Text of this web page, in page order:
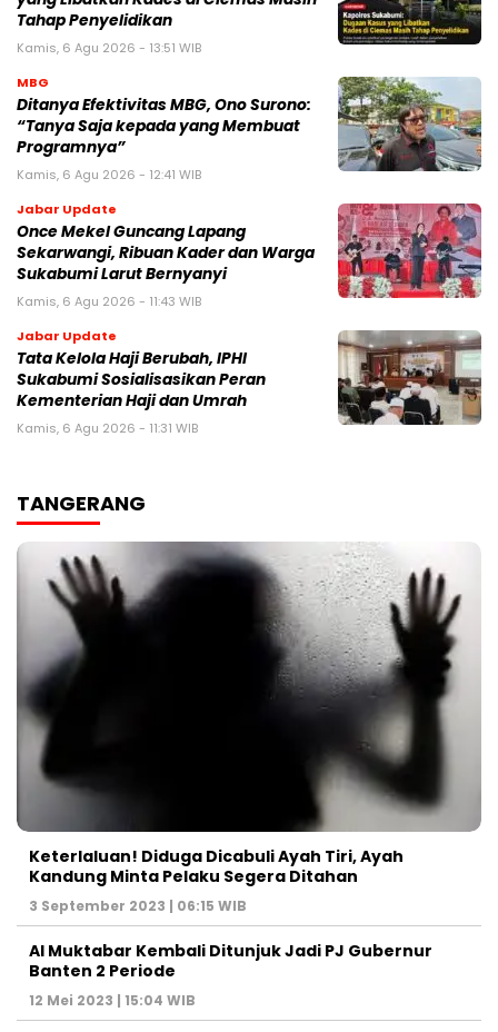
Tahap Penyelidikan
Kamis, 6 Agu 2026 - 13:51 WIB
MBG
‎Ditanya Efektivitas MBG, Ono Surono:
“Tanya Saja kepada yang Membuat
Programnya”‎
Kamis, 6 Agu 2026 - 12:41 WIB
Jabar Update
Once Mekel Guncang Lapang
Sekarwangi, Ribuan Kader dan Warga
Sukabumi Larut Bernyanyi
Kamis, 6 Agu 2026 - 11:43 WIB
Jabar Update
Tata Kelola Haji Berubah, IPHI
Sukabumi Sosialisasikan Peran
Kementerian Haji dan Umrah
Kamis, 6 Agu 2026 - 11:31 WIB
TANGERANG
Keterlaluan! Diduga Dicabuli Ayah Tiri, Ayah
Kandung Minta Pelaku Segera Ditahan
3 September 2023 | 06:15 WIB
Al Muktabar Kembali Ditunjuk Jadi PJ Gubernur
Banten 2 Periode
12 Mei 2023 | 15:04 WIB